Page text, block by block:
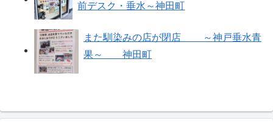
前デスク・垂水～神田町
また馴染みの店が閉店 ～神戸垂水青
果～ 神田町